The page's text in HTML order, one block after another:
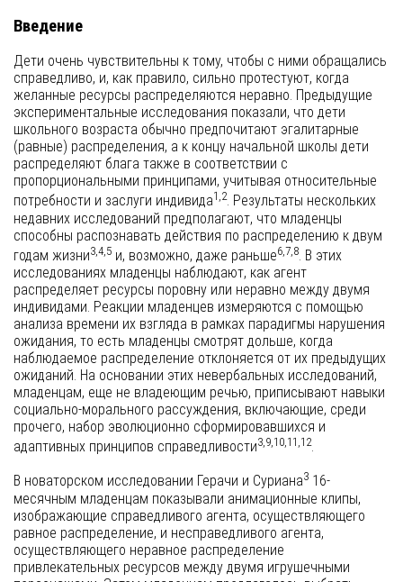
Введение
Дети очень чувствительны к тому, чтобы с ними обращались
справедливо, и, как правило, сильно протестуют, когда
желанные ресурсы распределяются неравно. Предыдущие
экспериментальные исследования показали, что дети
школьного возраста обычно предпочитают эгалитарные
(равные) распределения, а к концу начальной школы дети
распределяют блага также в соответствии с
пропорциональными принципами, учитывая относительные
потребности и заслуги индивида1,2. Результаты нескольких
недавних исследований предполагают, что младенцы
способны распознавать действия по распределению к двум
годам жизни3,4,5 и, возможно, даже раньше6,7,8. В этих
исследованиях младенцы наблюдают, как агент
распределяет ресурсы поровну или неравно между двумя
индивидами. Реакции младенцев измеряются с помощью
анализа времени их взгляда в рамках парадигмы нарушения
ожидания, то есть младенцы смотрят дольше, когда
наблюдаемое распределение отклоняется от их предыдущих
ожиданий. На основании этих невербальных исследований,
младенцам, еще не владеющим речью, приписывают навыки
социально-морального рассуждения, включающие, среди
прочего, набор эволюционно сформировавшихся и
адаптивных принципов справедливости3,9,10,11,12.
В новаторском исследовании Герачи и Суриана3 16-
месячным младенцам показывали анимационные клипы,
изображающие справедливого агента, осуществляющего
равное распределение, и несправедливого агента,
осуществляющего неравное распределение
привлекательных ресурсов между двумя игрушечными